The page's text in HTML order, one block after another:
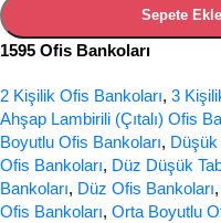
Sepete Ekle
1595 Ofis Bankoları
2 Kişilik Ofis Bankoları, 3
Ahşap Lambirili (Çıtalı) Ofis
Boyutlu Ofis Bankoları, Düşük
Ofis Bankoları, Düz Düşük
Bankoları, Düz Ofis Bankoları,
Ofis Bankoları, Orta Boyutlu